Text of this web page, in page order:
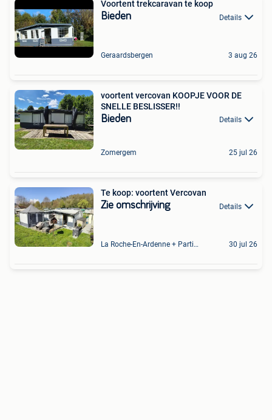
Voortent trekcaravan te koop
Bieden Details
Geraardsbergen 3 aug 26
voortent vercovan KOOPJE VOOR DE
SNELLE BESLISSER!!
Bieden Details
Zomergem 25 jul 26
Te koop: voortent Vercovan
Zie omschrijving Details
La Roche-En-Ardenne + Partie De Marcourt 30 jul 26